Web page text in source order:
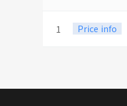
1 Price info